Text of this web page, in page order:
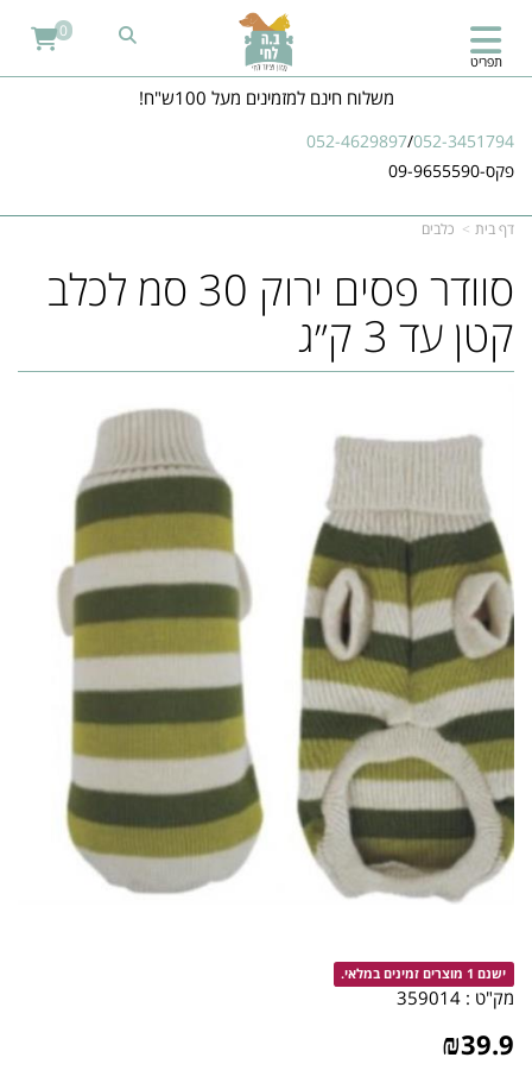
משלוח חינם למזמינים מעל 100ש"ח!
052-4629897/052-3451794
פקס-09-9655590
תפריט
0
דף בית כלבים
סוודר פסים ירוק 30 סמ לכלב
קטן עד 3 ק״ג
ישנם 1 מוצרים זמינים במלאי.
מק"ט : 359014
₪39.9